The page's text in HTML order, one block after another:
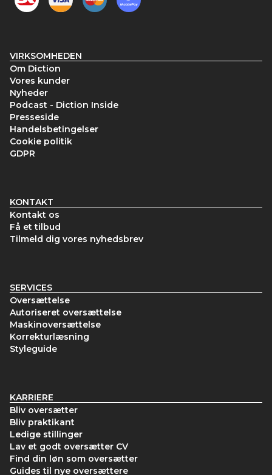
VIRKSOMHEDEN
Om Diction
Vores kunder
Nyheder
Podcast - Diction Inside
Presseside
Handelsbetingelser
Cookie politik
GDPR
KONTAKT
Kontakt os
Få et tilbud
Tilmeld dig vores nyhedsbrev
SERVICES
Oversættelse
Autoriseret oversættelse
Maskinoversættelse
Korrekturlæsning
Styleguide
KARRIERE
Bliv oversætter
Bliv praktikant
Ledige stillinger
Lav et godt oversætter CV
Find din løn som oversætter
Guides til nye oversættere